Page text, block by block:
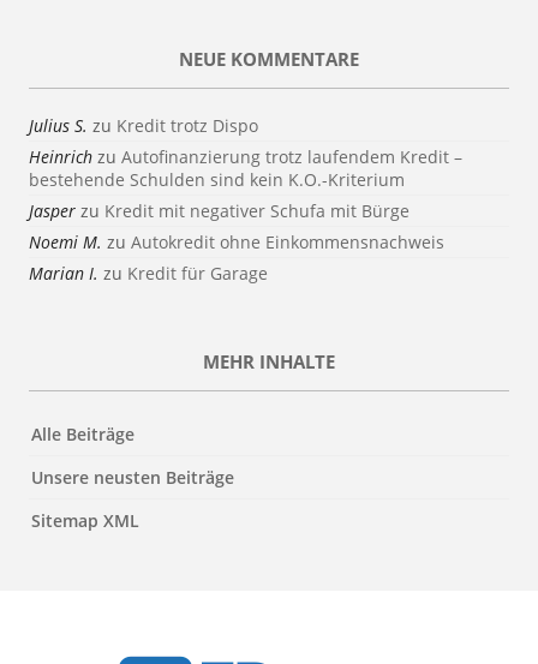
NEUE KOMMENTARE
Julius S. zu Kredit trotz Dispo
Heinrich zu Autofinanzierung trotz laufendem Kredit –
bestehende Schulden sind kein K.O.-Kriterium
Jasper zu Kredit mit negativer Schufa mit Bürge
Noemi M. zu Autokredit ohne Einkommensnachweis
Marian I. zu Kredit für Garage
MEHR INHALTE
Alle Beiträge
Unsere neusten Beiträge
Sitemap XML